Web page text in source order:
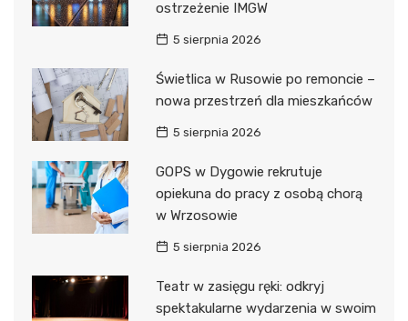
ostrzeżenie IMGW
5 sierpnia 2026
Świetlica w Rusowie po remoncie –
nowa przestrzeń dla mieszkańców
5 sierpnia 2026
GOPS w Dygowie rekrutuje
opiekuna do pracy z osobą chorą
w Wrzosowie
5 sierpnia 2026
Teatr w zasięgu ręki: odkryj
spektakularne wydarzenia w swoim